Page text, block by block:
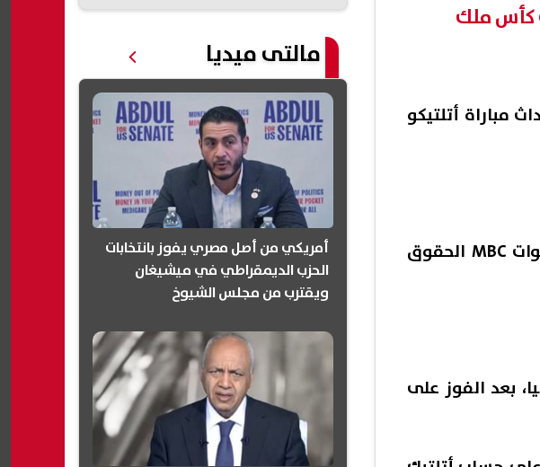
كأس ملك
مباراة أتلتيكو
القنوات الناقلة لماتش اتلتيكو مدريد وريال سوسيداد تملك قنوات MBC الحقوق
بعد الفوز على
مالتى ميديا
أمريكي من أصل مصري يفوز بانتخابات
الحزب الديمقراطي في ميشيغان
ويقترب من مجلس الشيوخ